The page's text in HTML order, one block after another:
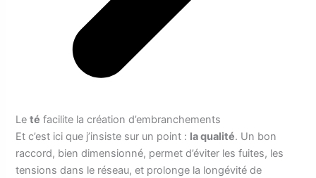
Leté facilite la création d’embranchements
Et c’est ici que j’insiste sur un point : la qualité. Un bon
raccord, bien dimensionné, permet d’éviter les fuites, les
tensions dans le réseau, et prolonge la longévité de